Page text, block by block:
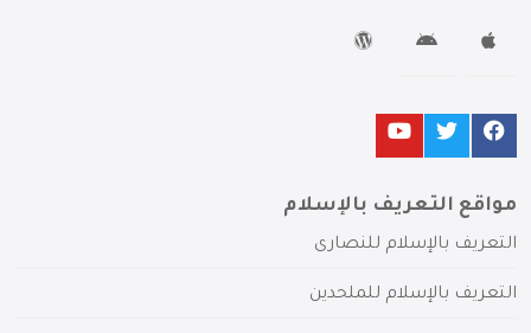
مواقع التعريف بالإسلام
التعريف بالإسلام للنصارى
التعريف بالإسلام للملحدين